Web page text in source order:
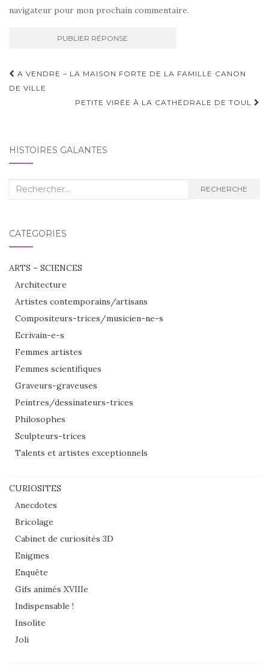
navigateur pour mon prochain commentaire.
Navigation
d'article
A VENDRE – LA MAISON FORTE DE LA FAMILLE CANON
DE VILLE
PETITE VIRÉE À LA CATHÉDRALE DE TOUL
HISTOIRES GALANTES
Recherche
RECHERCHE
CATÉGORIES
ARTS – SCIENCES
Architecture
Artistes contemporains/artisans
Compositeurs-trices/musicien-ne-s
Ecrivain-e-s
Femmes artistes
Femmes scientifiques
Graveurs-graveuses
Peintres/dessinateurs-trices
Philosophes
Sculpteurs-trices
Talents et artistes exceptionnels
CURIOSITES
Anecdotes
Bricolage
Cabinet de curiosités 3D
Enigmes
Enquête
Gifs animés XVIIIe
Indispensable !
Insolite
Joli